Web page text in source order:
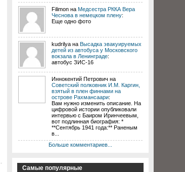
Filimon на Медсестра РККА Вера
Чеснова в немецком плену:
Еще одно фото
kudrilya на Высадка эвакуируемых
детей из автобуса у Московского
вокзала в Ленинграде:
автобус ЗИС-16
Иннокентий Петрович на
Советский полковник И.М. Каргин,
взятый в плен финнами на
острове Рахмансаари:
Вам нужно изменить описание. На
цифровой истории опубликовали
интервью с Баиром Иринчеевым,
вот подлинная биография: *
**Сентябрь 1941 года:** Раненым
в...
Больше комментариев...
Самые популярные